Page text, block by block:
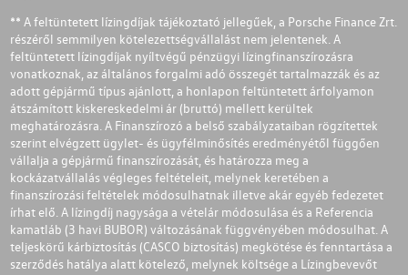
** A feltüntetett lízingdíjak tájékoztató jellegűek, a Porsche Finance Zrt.
részéről semmilyen kötelezettségvállalást nem jelentenek. A
feltüntetett lízingdíjak nyíltvégű pénzügyi lízingfinanszírozásra
vonatkoznak, az általános forgalmi adó összegét tartalmazzák és az
adott gépjármű típus ajánlott, a honlapon feltüntetett árfolyamon
átszámított kiskereskedelmi ár (bruttó) mellett kerültek
meghatározásra. A Finanszírozó a belső szabályzataiban rögzítettek
szerint elvégzett ügylet- és ügyfélminősítés eredményétől függően
vállalja a gépjármű finanszírozását, és határozza meg a
kockázatvállalás végleges feltételeit, melynek keretében a
finanszírozási feltételek módosulhatnak illetve akár egyéb fedezetet
írhat elő. A lízingdíj nagysága a vételár módosulása és a Referencia
kamatláb (3 havi BUBOR) változásának függvényében módosulhat. A
teljeskörű kárbiztosítás (CASCO biztosítás) megkötése és fenntartása a
szerződés hatálya alatt kötelező, melynek költsége a Lízingbevevőt